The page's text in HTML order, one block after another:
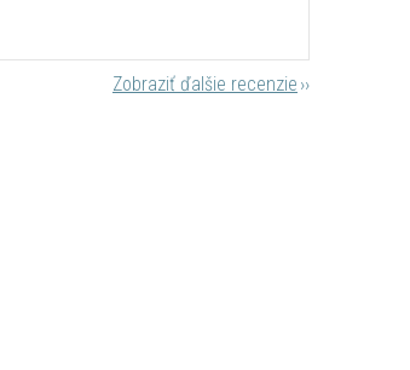
Zobraziť ďalšie recenzie